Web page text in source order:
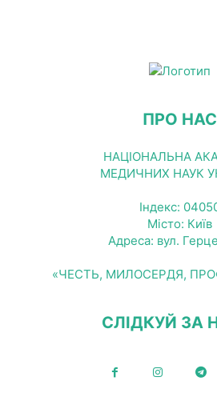
ПРО НАС
НАЦІОНАЛЬНА
МЕДИЧНИХ НАУК
Індекс:
Місто: Київ
Адреса: вул.
«ЧЕСТЬ, МИЛОСЕРДЯ,
СЛІДКУЙ ЗА